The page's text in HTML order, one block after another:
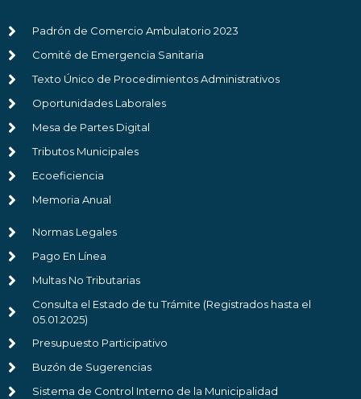
Padrón de Comercio Ambulatorio 2023
Comité de Emergencia Sanitaria
Texto Único de Procedimientos Administrativos
Oportunidades Laborales
Mesa de Partes Digital
Tributos Municipales
Ecoeficiencia
Memoria Anual
Normas Legales
Pago En Línea
Multas No Tributarias
Consulta el Estado de tu Trámite (Registrados hasta el
05.01.2025)
Presupuesto Participativo
Buzón de Sugerencias
Sistema de Control Interno de la Municipalidad